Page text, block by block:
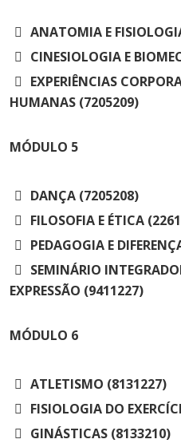
ANATOMIA E
CINESIOLOGIA E
EXPERIÊNCIAS
HUMANAS (7205209)
MÓDULO 5
DANÇA (7205208)
FILOSOFIA E ÉTICA
PEDAGOGIA E
SEMINÁRIO
EXPRESSÃO (9411227)
MÓDULO 6
ATLETISMO (8131227)
FISIOLOGIA DO
GINÁSTICAS (8133210)